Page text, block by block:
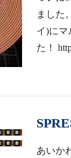
ました
イ)にマ
た！
あいか